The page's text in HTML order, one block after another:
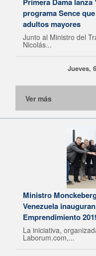
programa Sence
adultos mayores
Junto al Ministro del
Nicolás...
Jueves,
Ver más
Ministro
Venezuela
Emprendimiento
La iniciativa,
Laborum.com,...